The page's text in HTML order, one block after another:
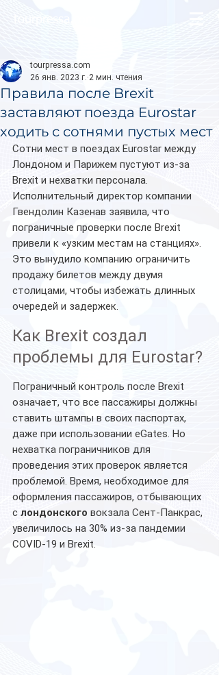
Правила после Brexit
заставляют поезда Eurostar
ходить с сотнями пустых мест
tourpressa.com
26 янв. 2023 г. 2 мин. чтения
Сотни мест в поездах Eurostar между
Лондоном и Парижем пустуют из-за
Brexit и нехватки персонала.
Исполнительный директор компании
Гвендолин Казенав заявила, что
пограничные проверки после Brexit
привели к «узким местам на станциях».
Это вынудило компанию ограничить
продажу билетов между двумя
столицами, чтобы избежать длинных
очередей и задержек.
Как Brexit создал
проблемы для Eurostar?
Пограничный контроль после Brexit
означает, что все пассажиры должны
ставить штампы в своих паспортах,
даже при использовании eGates. Но
нехватка пограничников для
проведения этих проверок является
проблемой. Время, необходимое для
оформления пассажиров, отбывающих
с лондонского вокзала Сент-Панкрас,
увеличилось на 30% из-за пандемии
COVID-19 и Brexit.